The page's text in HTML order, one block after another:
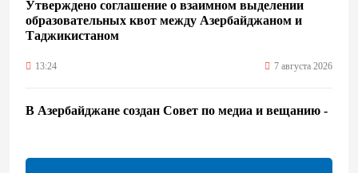
Утверждено соглашение о взаимном выделении
образовательных квот между Азербайджаном и
Таджикистаном
13:24 7 августа 2026
В Азербайджане создан Совет по медиа и вещанию -
13:16 7 августа 2026